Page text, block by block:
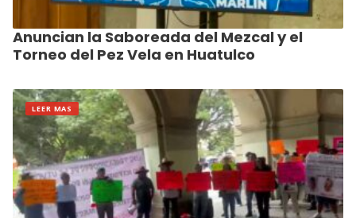
Anuncian la Saboreada del Mezcal y el
Torneo del Pez Vela en Huatulco
LEER MAS